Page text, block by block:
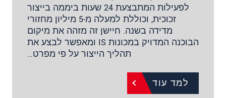
לפעילות המתבצעת 24 שעות ביממה בייצור
זכוכית, וכוללת למעלה מ-5 מיליון מחזורי
מדידה בשנה. חיישן זה מזהה את מיקום
הבוכנה המדויק במכונות IS ומאפשר לבצע את
תהליך הייצור על פי מפרט…
למד עוד